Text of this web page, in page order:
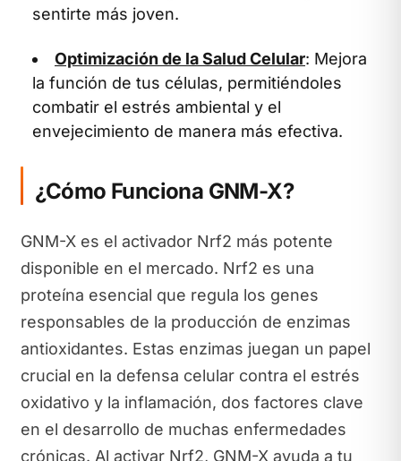
sentirte más joven.
Optimización de la Salud Celular: Mejora
la función de tus células, permitiéndoles
combatir el estrés ambiental y el
envejecimiento de manera más efectiva.
¿Cómo Funciona GNM-X?
GNM-X es el activador Nrf2 más potente
disponible en el mercado. Nrf2 es una
proteína esencial que regula los genes
responsables de la producción de enzimas
antioxidantes. Estas enzimas juegan un papel
crucial en la defensa celular contra el estrés
oxidativo y la inflamación, dos factores clave
en el desarrollo de muchas enfermedades
crónicas. Al activar Nrf2, GNM-X ayuda a tu